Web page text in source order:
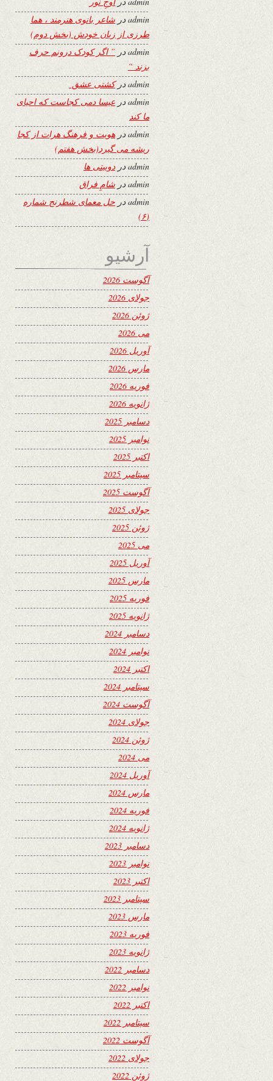
adminدر شاعر بانوی هنرمند ، هما
طرزی از زبان خودش (بخش دوم)
adminدر ” اگر کودک درونم حرف
بزند “
adminدرکشتی عشق
adminدر عیسا دمی کجاست که احیای
ما کند
adminدر هویت و فرهنگ هرات از کجا
ریشه می گیرد(بخش هفتم)
admin دردوبیتی ها
adminدر شامِ فراق
admin در حل معمای شطرنج شماره
(۶)
آرشیو
آگوست 2026
جولای 2026
ژوئن 2026
می 2026
آوریل 2026
مارس 2026
فوریه 2026
ژانویه 2026
دسامبر 2025
نوامبر 2025
اکتبر 2025
سپتامبر 2025
آگوست 2025
جولای 2025
ژوئن 2025
می 2025
آوریل 2025
مارس 2025
فوریه 2025
ژانویه 2025
دسامبر 2024
نوامبر 2024
اکتبر 2024
سپتامبر 2024
آگوست 2024
جولای 2024
ژوئن 2024
می 2024
آوریل 2024
مارس 2024
فوریه 2024
ژانویه 2024
دسامبر 2023
نوامبر 2023
اکتبر 2023
سپتامبر 2023
مارس 2023
فوریه 2023
ژانویه 2023
دسامبر 2022
نوامبر 2022
اکتبر 2022
سپتامبر 2022
آگوست 2022
جولای 2022
ژوئن 2022